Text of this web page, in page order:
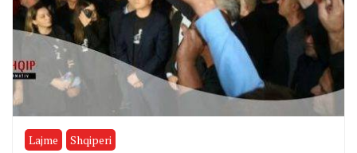
Lajme Shqiperi